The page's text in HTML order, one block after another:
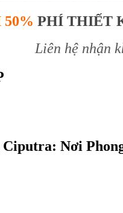
PHÍ THIẾT
Liên hệ nhận
Nơi